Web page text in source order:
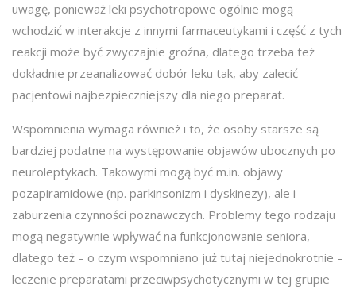
uwagę, ponieważ leki psychotropowe ogólnie mogą
wchodzić w interakcje z innymi farmaceutykami i część z tych
reakcji może być zwyczajnie groźna, dlatego trzeba też
dokładnie przeanalizować dobór leku tak, aby zalecić
pacjentowi najbezpieczniejszy dla niego preparat.
Wspomnienia wymaga również i to, że osoby starsze są
bardziej podatne na występowanie objawów ubocznych po
neuroleptykach. Takowymi mogą być m.in. objawy
pozapiramidowe (np. parkinsonizm i dyskinezy), ale i
zaburzenia czynności poznawczych. Problemy tego rodzaju
mogą negatywnie wpływać na funkcjonowanie seniora,
dlatego też – o czym wspomniano już tutaj niejednokrotnie –
leczenie preparatami przeciwpsychotycznymi w tej grupie